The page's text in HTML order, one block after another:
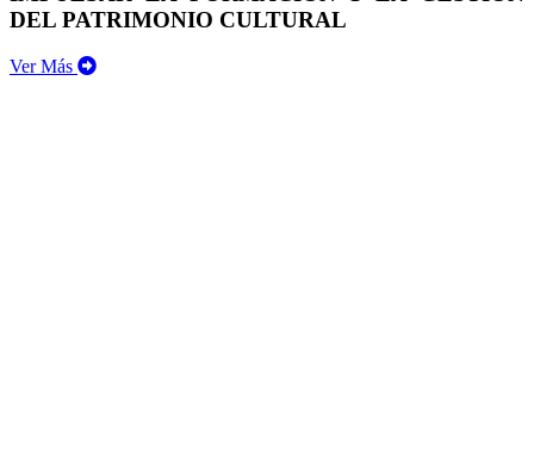
DEL PATRIMONIO CULTURAL
Ver Más